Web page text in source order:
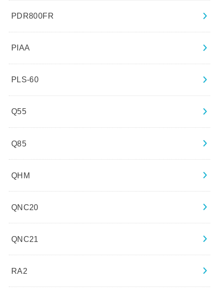
PDR800FR
PIAA
PLS-60
Q55
Q85
QHM
QNC20
QNC21
RA2